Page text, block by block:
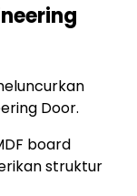
Door.
board
struktur